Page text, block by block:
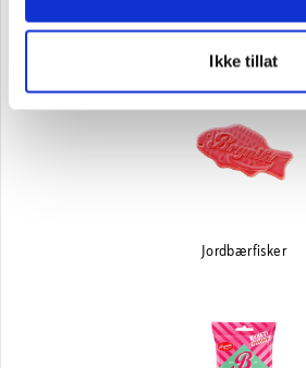
Ikke tillat
Jordbærfisker